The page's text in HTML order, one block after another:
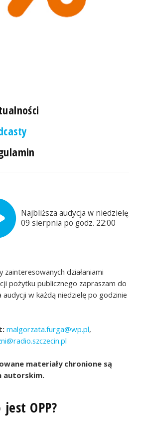
Najbliższa audycja w niedzielę,
09 sierpnia po godz. 22:00
zainteresowanych działaniami
pożytku publicznego zapraszam do
audycji w każdą niedzielę po godzinie
malgorzata.furga@wp.pl,
materiały chronione są
autorskim.
OPP?